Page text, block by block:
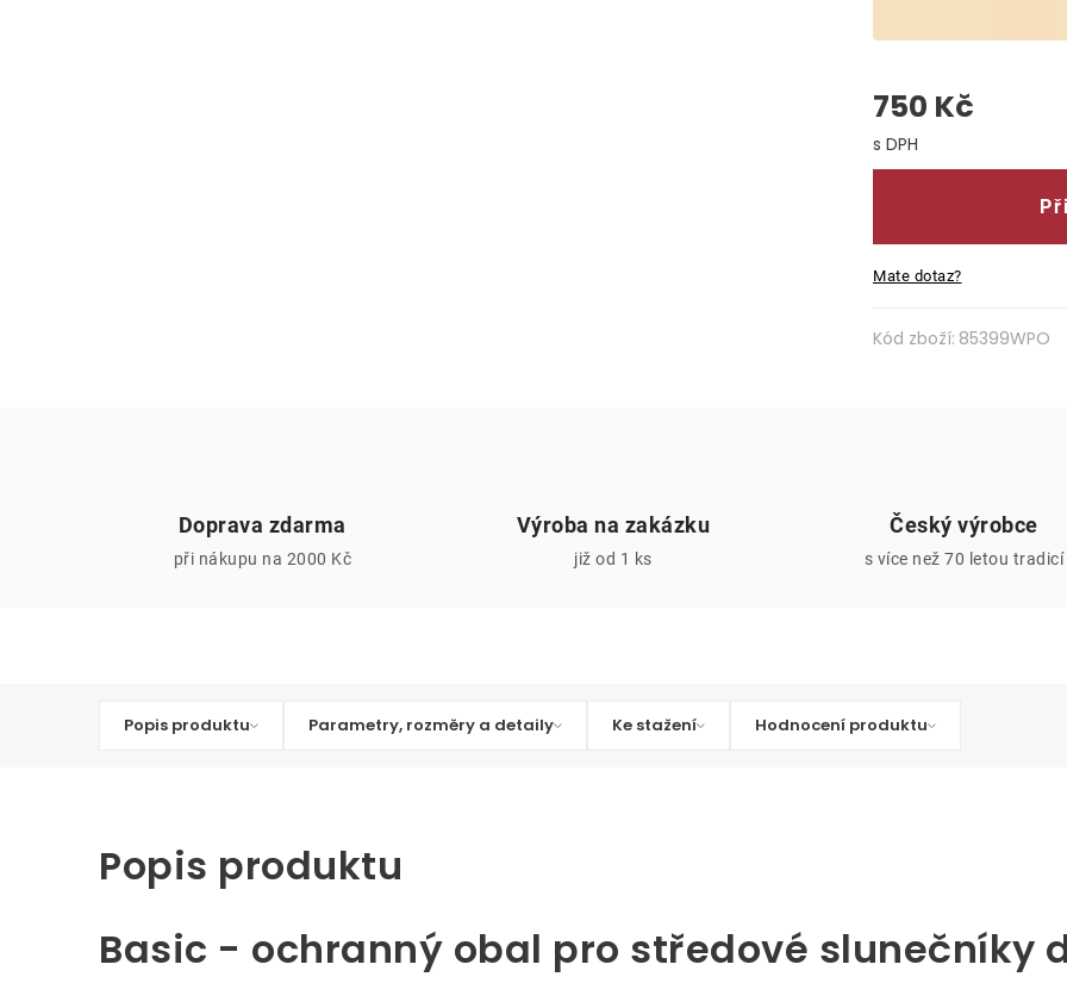
750 Kč
Měrná cena:
Mate dotaz?
Kód zboží: 85399WPO
Doprava zdarma
při nákupu na 2000 Kč
Výroba na zakázku
již od 1 ks
Český výrobce
s více než 70 letou tradicí
Popis produktu Parametry, rozměry a detaily Ke stažení Hodnocení produktu
Popis produktu
Basic - ochranný obal pro středové slunečníky